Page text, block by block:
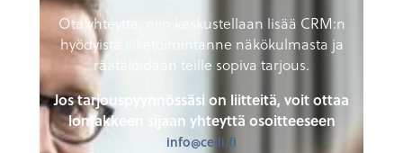
Ota yhteyttä, niin keskustellaan lisää CRM:n
hyödyistä liiketoimintanne näkökulmasta ja
räätälöidään teille sopiva tarjous.
Jos tarjouspyynnössäsi on liitteitä, voit ottaa
lomakkeen sijaan yhteyttä osoitteeseen
info@ceili.fi